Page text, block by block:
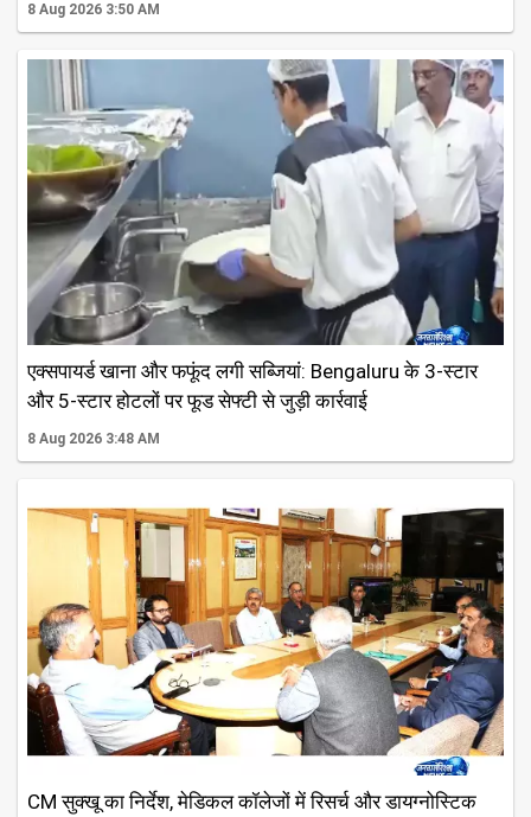
8 Aug 2026 3:50 AM
एक्सपायर्ड खाना और फफूंद लगी सब्जियां: Bengaluru के 3-स्टार
और 5-स्टार होटलों पर फूड सेफ्टी से जुड़ी कार्रवाई
8 Aug 2026 3:48 AM
CM सुक्खू का निर्देश, मेडिकल कॉलेजों में रिसर्च और डायग्नोस्टिक